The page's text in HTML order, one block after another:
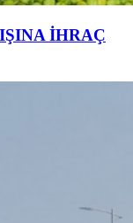
İHRAÇ